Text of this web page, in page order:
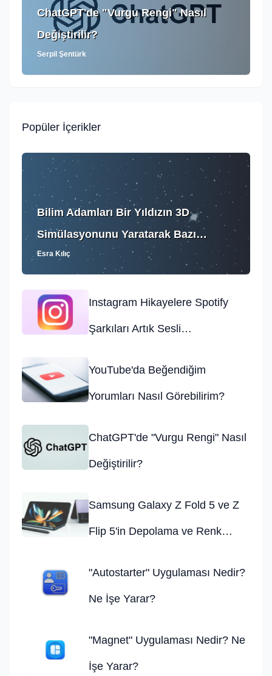
ChatGPT'de "Vurgu Rengi" Nasıl
Değiştirilir?
Serpil Şentürk
Popüler İçerikler
Bilim Adamları Bir Yıldızın 3D
Simülasyonunu Yaratarak Bazı
Bilgileri Ortaya Çıkardı
Esra Kılıç
Instagram Hikayelere Spotify
Şarkıları Artık Sesli
YouTube'da Beğendiğim
Yorumları Nasıl Görebilirim?
ChatGPT'de "Vurgu Rengi" Nasıl
Değiştirilir?
Samsung Galaxy Z Fold 5 ve Z
Flip 5'in Depolama ve Renk
"Autostarter" Uygulaması Nedir?
Ne İşe Yarar?
"Magnet" Uygulaması Nedir? Ne
İşe Yarar?